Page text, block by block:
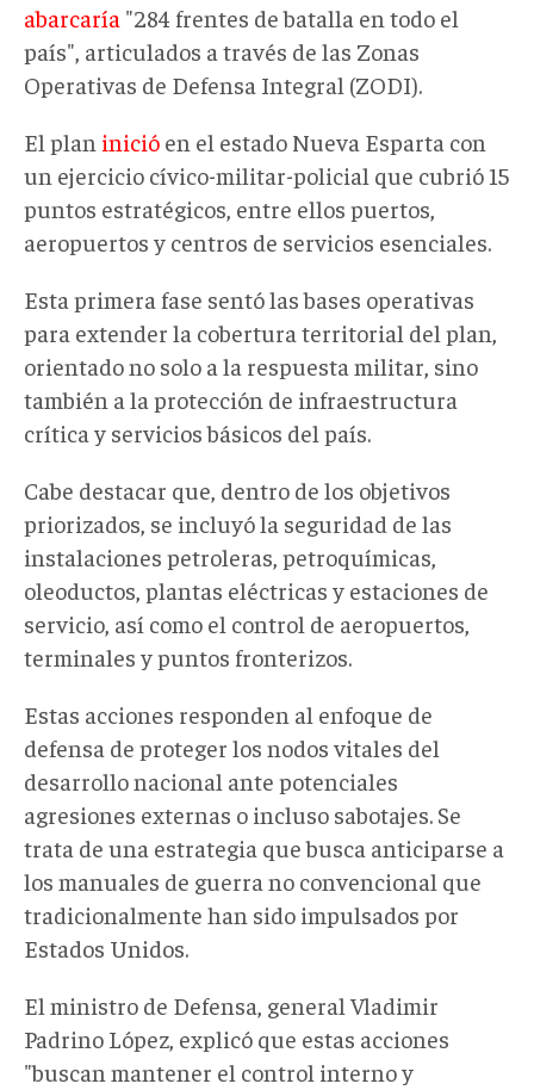
abarcaría "284 frentes de batalla en todo el
país", articulados a través de las Zonas
Operativas de Defensa Integral (ZODI).
El plan inició en el estado Nueva Esparta con
un ejercicio cívico-militar-policial que cubrió 15
puntos estratégicos, entre ellos puertos,
aeropuertos y centros de servicios esenciales.
Esta primera fase sentó las bases operativas
para extender la cobertura territorial del plan,
orientado no solo a la respuesta militar, sino
también a la protección de infraestructura
crítica y servicios básicos del país.
Cabe destacar que, dentro de los objetivos
priorizados, se incluyó la seguridad de las
instalaciones petroleras, petroquímicas,
oleoductos, plantas eléctricas y estaciones de
servicio, así como el control de aeropuertos,
terminales y puntos fronterizos.
Estas acciones responden al enfoque de
defensa de proteger los nodos vitales del
desarrollo nacional ante potenciales
agresiones externas o incluso sabotajes. Se
trata de una estrategia que busca anticiparse a
los manuales de guerra no convencional que
tradicionalmente han sido impulsados por
Estados Unidos.
El ministro de Defensa, general Vladimir
Padrino López, explicó que estas acciones
"buscan mantener el control interno y